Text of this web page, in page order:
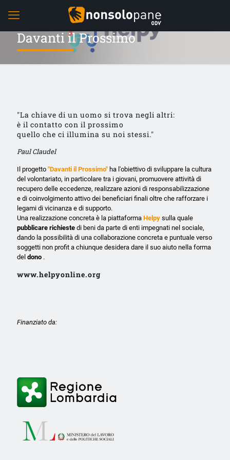
Davanti il Prossimo
"La chiave di un uomo si trova negli altri:
è il contatto con il prossimo
quello che ci illumina su noi stessi."
Paul Claudel
Il progetto "Davanti il Prossimo" ha l'obiettivo di sviluppare la cultura
del volontariato, in particolare tra i giovani, promuovere attività di
recupero delle eccedenze, realizzare azioni di responsabilizzazione
e di coinvolgimento attivo dei beneficiari finali oltre che rafforzare i
legami di vicinanza e di supporto.
Una realizzazione concreta è la piattaforma Helpy sulla quale
pubblicare richieste di beni da parte di enti impegnati nel sociale,
dando la possibilità di una collaborazione concreta e puntuale verso
soggetti non profit a chiunque desidera dare il suo aiuto nella forma
del dono .
www.helpyonline.org
Finanziato da: